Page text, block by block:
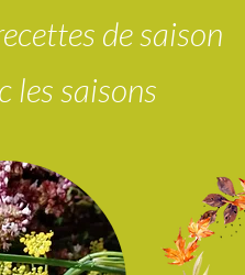
de saison
les saisons